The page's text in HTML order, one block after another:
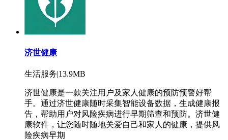
济世健康
生活服务|13.9MB
济世健康是一款关注用户及家人健康的预防预警好帮
手。通过济世健康随时采集智能设备数据，生成健康报
告，帮助用户对风险疾病进行早期筛查和预防。济世健
康软件，让您随时随地关爱自己和家人的健康，提供风
险疾病早期